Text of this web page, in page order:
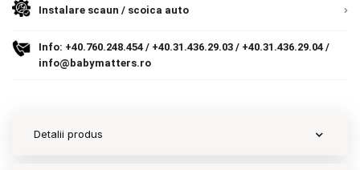
Instalare scaun / scoica auto
Info: +40.760.248.454 / +40.31.436.29.03 / +40.31.436.29.04 /
info@babymatters.ro
Detalii produs